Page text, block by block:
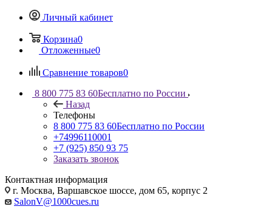
Личный кабинет
Корзина0
Отложенные0
Сравнение товаров0
8 800 775 83 60Бесплатно по России
Назад
Телефоны
8 800 775 83 60Бесплатно по России
+74996110001
+7 (925) 850 93 75
Заказать звонок
Контактная информация
г. Москва, Варшавское шоссе, дом 65, корпус 2
SalonV@1000cues.ru